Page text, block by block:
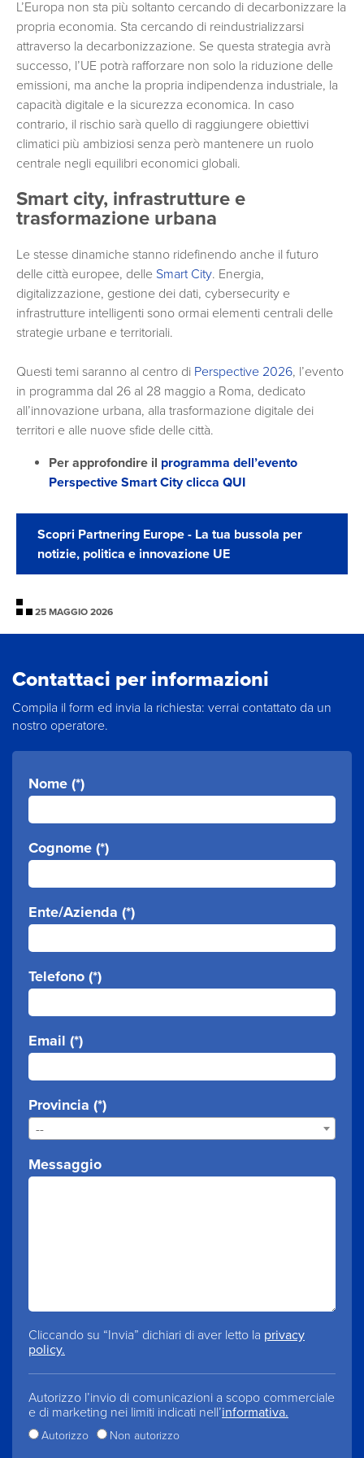
L’Europa non sta più soltanto cercando di decarbonizzare la
propria economia. Sta cercando di reindustrializzarsi
attraverso la decarbonizzazione. Se questa strategia avrà
successo, l’UE potrà rafforzare non solo la riduzione delle
emissioni, ma anche la propria indipendenza industriale, la
capacità digitale e la sicurezza economica. In caso
contrario, il rischio sarà quello di raggiungere obiettivi
climatici più ambiziosi senza però mantenere un ruolo
centrale negli equilibri economici globali.
Smart city, infrastrutture e
trasformazione urbana
Le stesse dinamiche stanno ridefinendo anche il futuro
delle città europee, delle Smart City. Energia,
digitalizzazione, gestione dei dati, cybersecurity e
infrastrutture intelligenti sono ormai elementi centrali delle
strategie urbane e territoriali.
Questi temi saranno al centro di Perspective 2026, l’evento
in programma dal 26 al 28 maggio a Roma, dedicato
all’innovazione urbana, alla trasformazione digitale dei
territori e alle nuove sfide delle città.
Per approfondire il programma dell’evento
Perspective Smart City clicca QUI
Scopri Partnering Europe - La tua bussola per
notizie, politica e innovazione UE
25 MAGGIO 2026
Contattaci per informazioni
Compila il form ed invia la richiesta: verrai contattato da un
nostro operatore.
Nome (*)
Cognome (*)
Ente/Azienda (*)
Telefono (*)
Email (*)
Provincia (*)
--
Messaggio
Cliccando su “Invia” dichiari di aver letto la privacy
policy.
Autorizzo l’invio di comunicazioni a scopo commerciale
e di marketing nei limiti indicati nell’informativa.
Autorizzo Non autorizzo